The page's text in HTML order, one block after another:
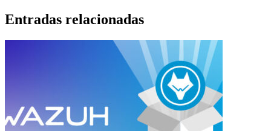
Entradas relacionadas